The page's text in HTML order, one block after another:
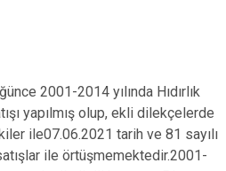
2001-2014 yılında Hıdırlık
yapılmış olup, ekli dilekçelerde
ile07.06.2021 tarih ve 81 sayılı
ile örtüşmemektedir.2001-